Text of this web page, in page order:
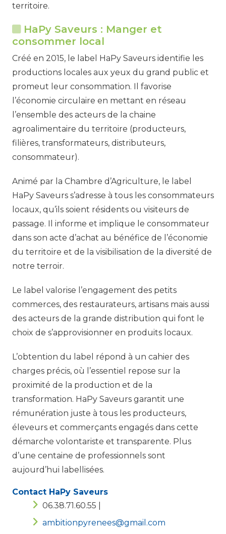
territoire.
HaPy Saveurs : Manger et
consommer local
Créé en 2015, le label HaPy Saveurs identifie les
productions locales aux yeux du grand public et
promeut leur consommation. Il favorise
l’économie circulaire en mettant en réseau
l’ensemble des acteurs de la chaine
agroalimentaire du territoire (producteurs,
filières, transformateurs, distributeurs,
consommateur).
Animé par la Chambre d’Agriculture, le label
HaPy Saveurs s’adresse à tous les consommateurs
locaux, qu’ils soient résidents ou visiteurs de
passage. Il informe et implique le consommateur
dans son acte d’achat au bénéfice de l’économie
du territoire et de la visibilisation de la diversité de
notre terroir.
Le label valorise l’engagement des petits
commerces, des restaurateurs, artisans mais aussi
des acteurs de la grande distribution qui font le
choix de s’approvisionner en produits locaux.
L’obtention du label répond à un cahier des
charges précis, où l’essentiel repose sur la
proximité de la production et de la
transformation. HaPy Saveurs garantit une
rémunération juste à tous les producteurs,
éleveurs et commerçants engagés dans cette
démarche volontariste et transparente. Plus
d’une centaine de professionnels sont
aujourd’hui labellisées.
Contact HaPy Saveurs
06.38.71.60.55 |
ambitionpyrenees@gmail.com